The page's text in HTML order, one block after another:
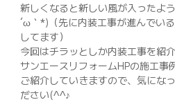
新しくなると新しい風が入ったよ
´ω｀*)（先に内装工事が進んでい
してます）
今回はチラッとしか内装工事を紹
サンエースリフォームHPの施工事
ご紹介していきますので、気にな
ださい(^^♪